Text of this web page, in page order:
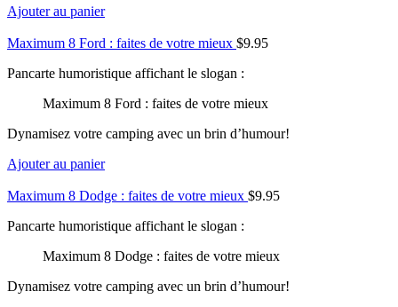
Ajouter au panier
Maximum 8 Ford : faites de votre mieux $9.95
Pancarte humoristique affichant le slogan :
Maximum 8 Ford : faites de votre mieux
Dynamisez votre camping avec un brin d’humour!
Ajouter au panier
Maximum 8 Dodge : faites de votre mieux $9.95
Pancarte humoristique affichant le slogan :
Maximum 8 Dodge : faites de votre mieux
Dynamisez votre camping avec un brin d’humour!